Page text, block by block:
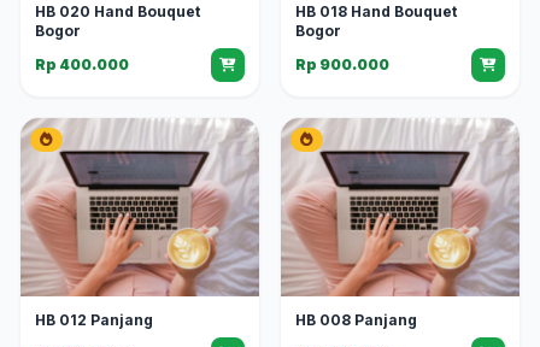
HB 020 Hand Bouquet
Bogor
Rp 400.000
HB 018 Hand Bouquet
Bogor
Rp 900.000
HB 012 Panjang
HB 008 Panjang